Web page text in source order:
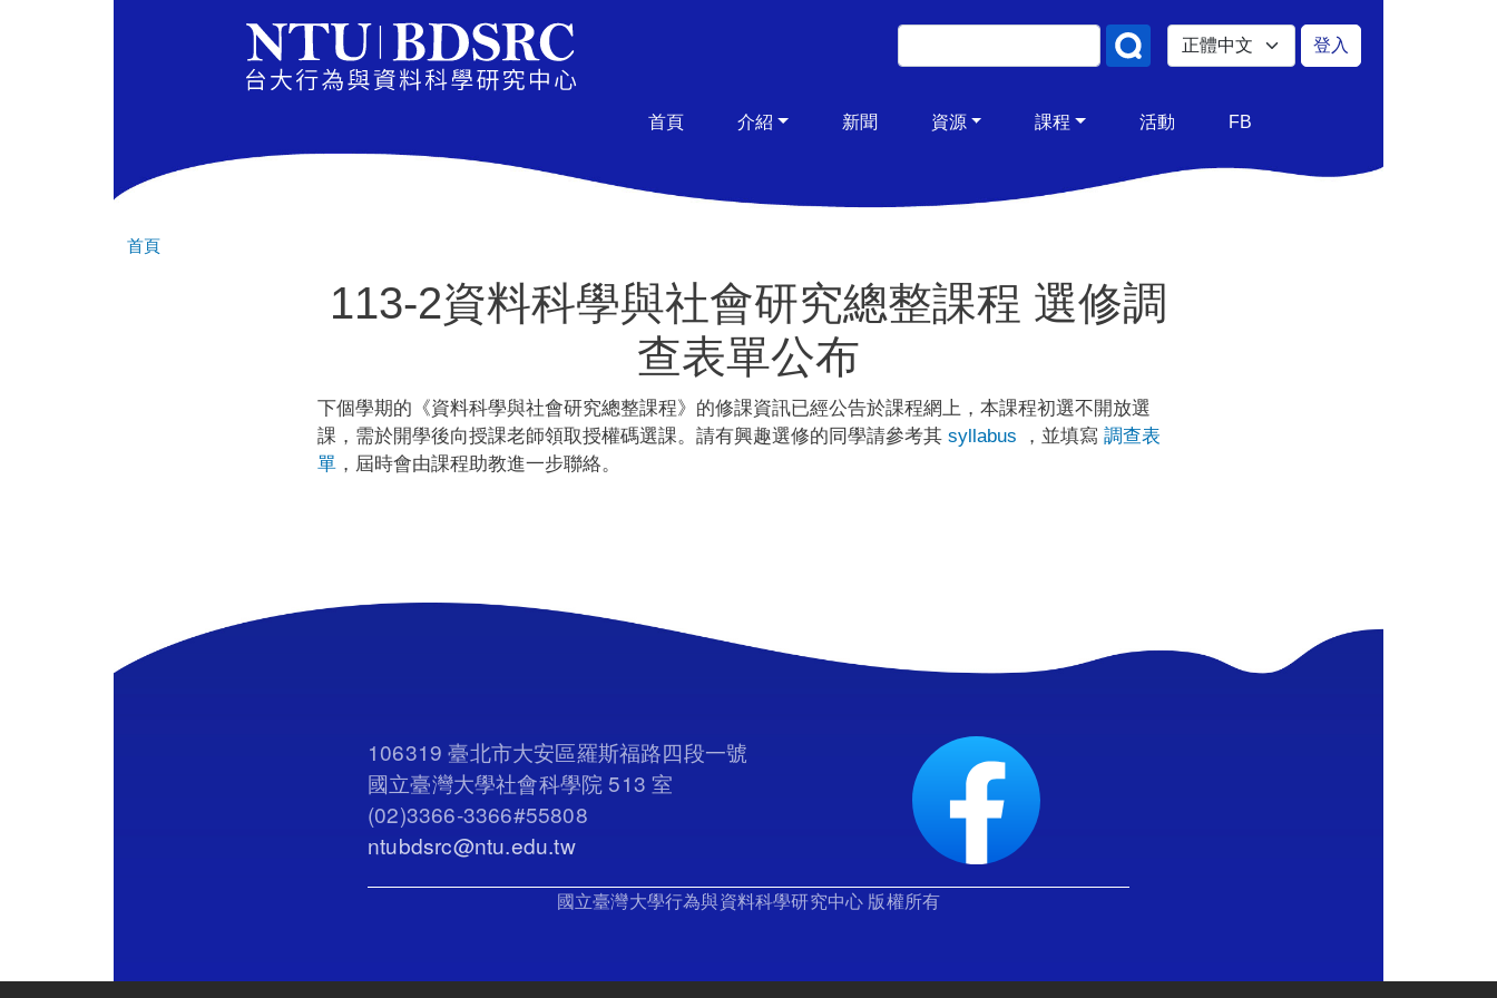
Select your language
使用者帳號
登入
主導覽
首頁 介紹 新聞 資源 課程 活動 FB
首頁
113-2資料科學與社會研究總整課程 選修調
查表單公布
下個學期的《資料科學與社會研究總整課程》的修課資訊已經公告於課程網上，本課程初選不開放選
課，需於開學後向授課老師領取授權碼選課。請有興趣選修的同學請參考其 syllabus ，並填寫 調查表
單 ，屆時會由課程助教進一步聯絡。
106319 臺北市大安區羅斯福路四段一號
國立臺灣大學社會科學院 513 室
(02)3366-3366#55808
ntubdsrc@ntu.edu.tw
國立臺灣大學行為與資料科學研究中心 版權所有